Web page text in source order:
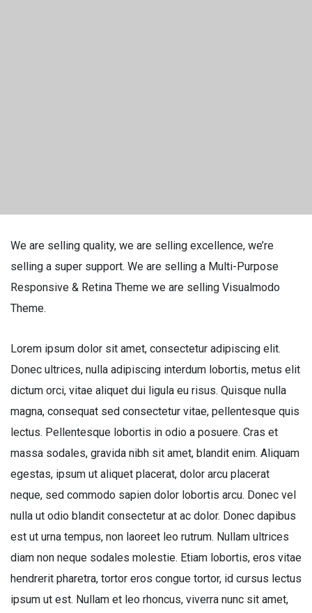
We are selling quality, we are selling excellence, we’re
selling a super support. We are selling a Multi-Purpose
Responsive & Retina Theme we are selling Visualmodo
Theme.
Lorem ipsum dolor sit amet, consectetur adipiscing elit.
Donec ultrices, nulla adipiscing interdum lobortis, metus elit
dictum orci, vitae aliquet dui ligula eu risus. Quisque nulla
magna, consequat sed consectetur vitae, pellentesque quis
lectus. Pellentesque lobortis in odio a posuere. Cras et
massa sodales, gravida nibh sit amet, blandit enim. Aliquam
egestas, ipsum ut aliquet placerat, dolor arcu placerat
neque, sed commodo sapien dolor lobortis arcu. Donec vel
nulla ut odio blandit consectetur at ac dolor. Donec dapibus
est ut urna tempus, non laoreet leo rutrum. Nullam ultrices
diam non neque sodales molestie. Etiam lobortis, eros vitae
hendrerit pharetra, tortor eros congue tortor, id cursus lectus
ipsum ut est. Nullam et leo rhoncus, viverra nunc sit amet,